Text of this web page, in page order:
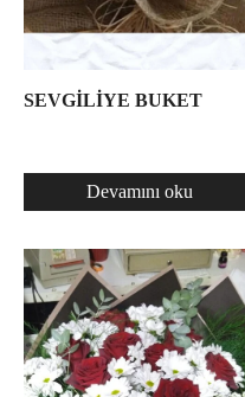
SEVGİLİYE BUKET
Devamını oku